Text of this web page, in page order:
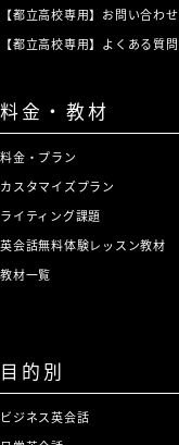
【都立高校専用】お問い合わせ
【都立高校専用】よくある質問
料金・教材
料金・プラン
カスタマイズプラン
ライティング課題
英会話無料体験レッスン教材
教材一覧
目的別
ビジネス英会話